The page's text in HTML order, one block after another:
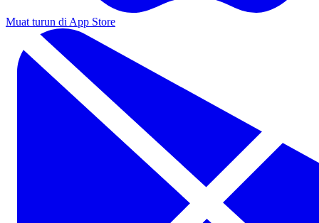
Muat turun di App Store